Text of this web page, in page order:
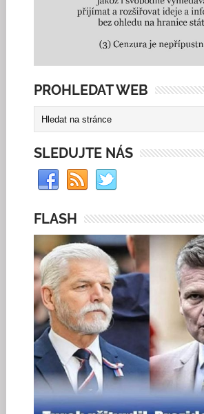
PROHLEDAT WEB
SLEDUJTE NÁS
FLASH